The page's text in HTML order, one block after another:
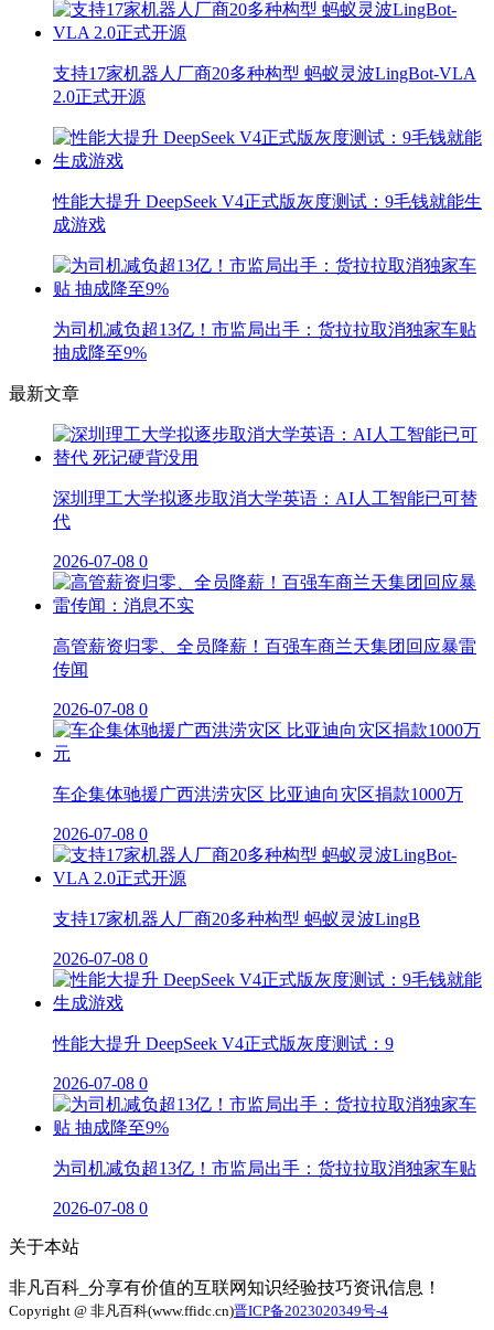
支持17家机器人厂商20多种构型 蚂蚁灵波LingBot-VLA
2.0正式开源
性能大提升 DeepSeek V4正式版灰度测试：9毛钱就能生
成游戏
为司机减负超13亿！市监局出手：货拉拉取消独家车贴
抽成降至9%
最新文章
深圳理工大学拟逐步取消大学英语：AI人工智能已可替
代
2026-07-08 0
高管薪资归零、全员降薪！百强车商兰天集团回应暴雷
传闻
2026-07-08 0
车企集体驰援广西洪涝灾区 比亚迪向灾区捐款1000万
2026-07-08 0
支持17家机器人厂商20多种构型 蚂蚁灵波LingB
2026-07-08 0
性能大提升 DeepSeek V4正式版灰度测试：9
2026-07-08 0
为司机减负超13亿！市监局出手：货拉拉取消独家车贴
2026-07-08 0
关于本站
非凡百科_分享有价值的互联网知识经验技巧资讯信息！
Copyright @ 非凡百科(www.ffidc.cn)晋ICP备2023020349号-4